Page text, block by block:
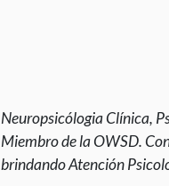
Neuropsicólogia Clínica,
Miembro de la OWSD.
brindando Atención